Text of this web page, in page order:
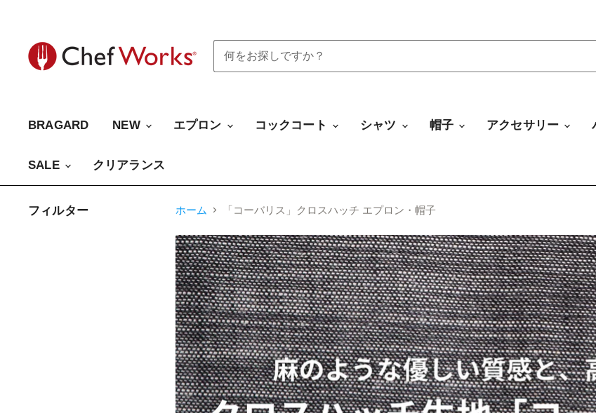
BRAGARD NEW エプロン コックコート シャツ 帽子 アクセサリー
SALE クリアランス
フィルター ホーム 「コーバリス」クロスハッチ エプロン・帽子